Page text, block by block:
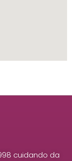
cuidando da